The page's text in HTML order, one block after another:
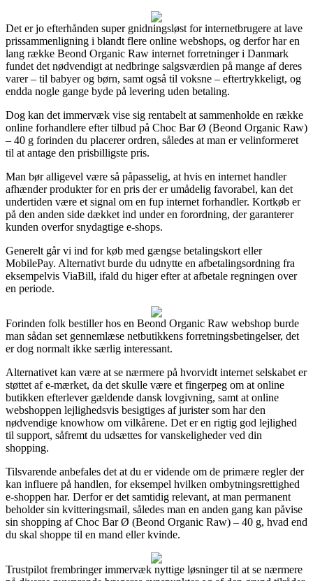
Det er jo efterhånden super gnidningsløst for internetbrugere at lave
prissammenligning i blandt flere online webshops, og derfor har en
lang række Beond Organic Raw internet forretninger i Danmark
fundet det nødvendigt at nedbringe salgsværdien på mange af deres
varer – til babyer og børn, samt også til voksne – eftertrykkeligt, og
endda nogle gange byde på levering uden betaling.
Dog kan det immervæk vise sig rentabelt at sammenholde en række
online forhandlere efter tilbud på Choc Bar Ø (Beond Organic Raw)
– 40 g forinden du placerer ordren, således at man er velinformeret
til at antage den prisbilligste pris.
Man bør alligevel være så påpasselig, at hvis en internet handler
afhænder produkter for en pris der er umådelig favorabel, kan det
undertiden være et signal om en fup internet forhandler. Kortkøb er
på den anden side dækket ind under en forordning, der garanterer
kunden overfor snydagtige e-shops.
Generelt går vi ind for køb med gængse betalingskort eller
MobilePay. Alternativt burde du udnytte en afbetalingsordning fra
eksempelvis ViaBill, ifald du higer efter at afbetale regningen over
en periode.
Forinden folk bestiller hos en Beond Organic Raw webshop burde
man sådan set gennemlæse netbutikkens forretningsbetingelser, det
er dog normalt ikke særlig interessant.
Alternativet kan være at se nærmere på hvorvidt internet selskabet er
støttet af e-mærket, da det skulle være et fingerpeg om at online
butikken efterlever gældende dansk lovgivning, samt at online
webshoppen lejlighedsvis besigtiges af jurister som har den
nødvendige knowhow om vilkårene. Det er en rigtig god lejlighed
til support, såfremt du udsættes for vanskeligheder ved din
shopping.
Tilsvarende anbefales det at du er vidende om de primære regler der
kan influere på handlen, for eksempel hvilken ombytningsrettighed
e-shoppen har. Derfor er det samtidig relevant, at man permanent
beholder sin kvitteringsmail, således man en anden gang kan påvise
sin shopping af Choc Bar Ø (Beond Organic Raw) – 40 g, hvad end
du skal shoppe til en mand eller kvinde.
Trustpilot frembringer immervæk nyttige løsninger til at se nærmere